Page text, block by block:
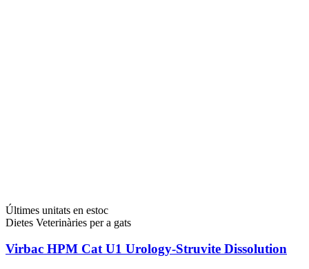
Últimes unitats en estoc
Dietes Veterinàries per a gats
Virbac HPM Cat U1 Urology-Struvite Dissolution